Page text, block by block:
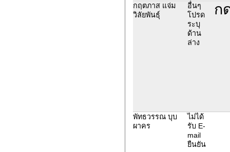
กฤตภาส แจ่ม
วิลัยพันธุ์
อื่นๆ
โปรด
ระบุ
ด้าน
ล่าง
ก
พัทธวรรณ บุบ
ผาคร
ไม่ได้
รับ E-
mail
ยืนยัน